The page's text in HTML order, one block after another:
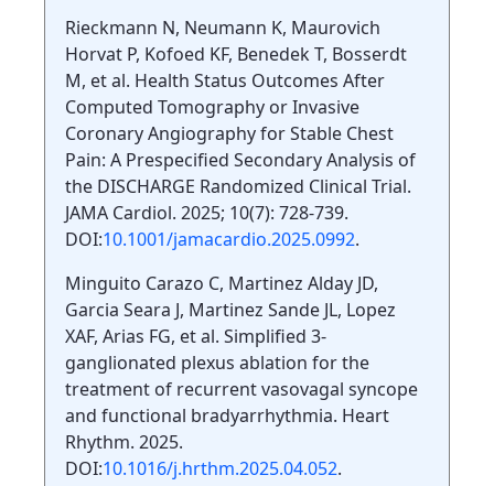
Rieckmann N, Neumann K, Maurovich
Horvat P, Kofoed KF, Benedek T, Bosserdt
M, et al. Health Status Outcomes After
Computed Tomography or Invasive
Coronary Angiography for Stable Chest
Pain: A Prespecified Secondary Analysis of
the DISCHARGE Randomized Clinical Trial.
JAMA Cardiol. 2025; 10(7): 728-739.
DOI:10.1001/jamacardio.2025.0992.
Minguito Carazo C, Martinez Alday JD,
Garcia Seara J, Martinez Sande JL, Lopez
XAF, Arias FG, et al. Simplified 3-
ganglionated plexus ablation for the
treatment of recurrent vasovagal syncope
and functional bradyarrhythmia. Heart
Rhythm. 2025.
DOI:10.1016/j.hrthm.2025.04.052.